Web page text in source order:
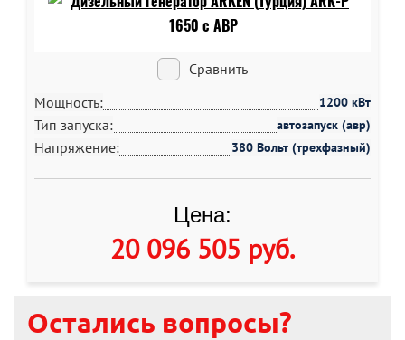
Сравнить
Мощность:
1200 кВт
Тип запуска: автозапуск (авр)
Напряжение: 380 Вольт (трехфазный)
Цена:
20 096 505 руб.
Остались вопросы?